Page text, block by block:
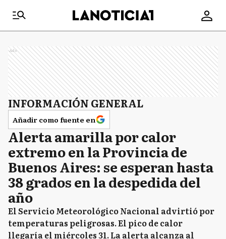
Ads
INFORMACIÓN GENERAL
Añadir como fuente en
Alerta amarilla por calor
extremo en la Provincia de
Buenos Aires: se esperan hasta
38 grados en la despedida del
año
El Servicio Meteorológico Nacional advirtió por
temperaturas peligrosas. El pico de calor
llegaría el miércoles 31. La alerta alcanza al